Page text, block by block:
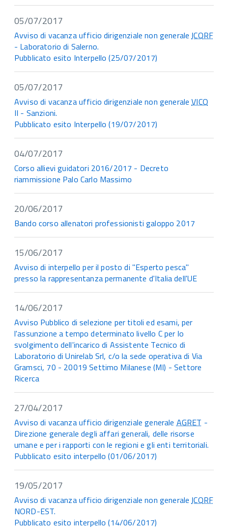
05/07/2017
Avviso di vacanza ufficio dirigenziale non generale ICQRF
- Laboratorio di Salerno.
Pubblicato esito Interpello (25/07/2017)
05/07/2017
Avviso di vacanza ufficio dirigenziale non generaleVICO
II - Sanzioni.
Pubblicato esito Interpello (19/07/2017)
04/07/2017
Corso allievi guidatori 2016/2017 - Decreto
riammissione Palo Carlo Massimo
20/06/2017
Bando corso allenatori professionisti galoppo 2017
15/06/2017
Avviso di interpello per il posto di "Esperto pesca"
presso la rappresentanza permanente d'Italia dell'UE
14/06/2017
Avviso Pubblico di selezione per titoli ed esami, per
l'assunzione a tempo determinato livello C per lo
svolgimento dell'incarico di Assistente Tecnico di
Laboratorio di Unirelab Srl, c/o la sede operativa di Via
Gramsci, 70 - 20019 Settimo Milanese (MI) - Settore
Ricerca
27/04/2017
Avviso di vacanza ufficio dirigenziale generale AGRET -
Direzione generale degli affari generali, delle risorse
umane e per i rapporti con le regioni e gli enti territoriali.
Pubblicato esito interpello (01/06/2017)
19/05/2017
Avviso di vacanza ufficio dirigenziale non generale ICQRF
NORD-EST.
Pubblicato esito interpello (14/06/2017)